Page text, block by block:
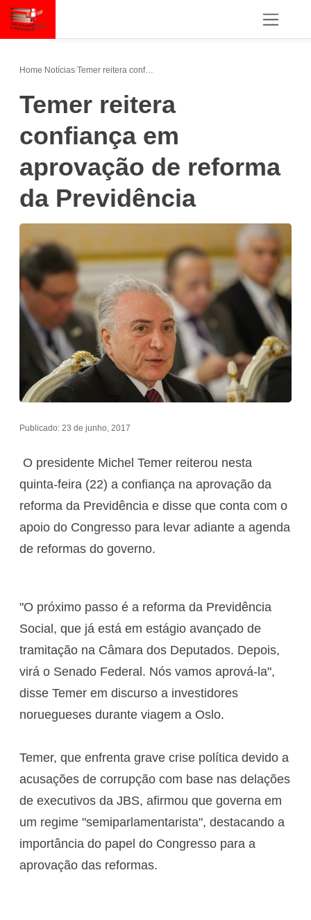
Home/Notícias/ Temer reitera confiança em aprovação de reforma da Previdência
Temer reitera
confiança em
aprovação de reforma
da Previdência
Publicado: 23 de junho, 2017
O presidente Michel Temer reiterou nesta
quinta-feira (22) a confiança na aprovação da
reforma da Previdência e disse que conta com o
apoio do Congresso para levar adiante a agenda
de reformas do governo.
"O próximo passo é a reforma da Previdência
Social, que já está em estágio avançado de
tramitação na Câmara dos Deputados. Depois,
virá o Senado Federal. Nós vamos aprová-la",
disse Temer em discurso a investidores
noruegueses durante viagem a Oslo.
Temer, que enfrenta grave crise política devido a
acusações de corrupção com base nas delações
de executivos da JBS, afirmou que governa em
um regime "semiparlamentarista", destacando a
importância do papel do Congresso para a
aprovação das reformas.